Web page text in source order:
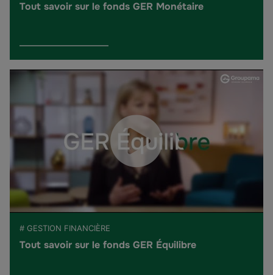
Tout savoir sur le fonds GER Monétaire
# GESTION FINANCIÈRE
Tout savoir sur le fonds GER Équilibre